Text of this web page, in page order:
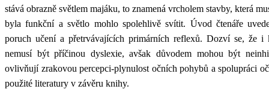
stává obrazně světlem majáku, to znamená vrcholem stavby, která
byla funkční a světlo mohlo spolehlivě svítit. Úvod čtenáře
poruch učení a přetrvávajících primárních reflexů. Dozví se, že i
nemusí být příčinou dyslexie, avšak důvodem mohou být
ovlivňují zrakovou percepci-plynulost očních pohybů a spolupráci
použité literatury v závěru knihy.